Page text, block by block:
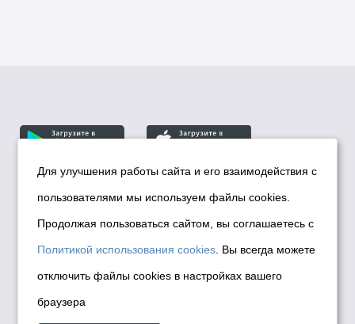
© Департамент информационной политики мэрии
города Новосибирска, 2026
Политика использования Cookies
Политика по обработке персональных
данных в информационных системах
мэрии города Новосибирска
Для улучшения работы сайта и его взаимодействия с
пользователями мы используем файлы cookies.
Продолжая пользоваться сайтом, вы соглашаетесь с
Политикой использования cookies . Вы всегда можете
отключить файлы cookies в настройках вашего
браузера